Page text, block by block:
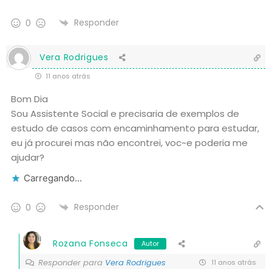
0 Responder
Vera Rodrigues
11 anos atrás
Bom Dia
Sou Assistente Social e precisaria de exemplos de
estudo de casos com encaminhamento para estudar,
eu já procurei mas não encontrei, voc~e poderia me
ajudar?
Carregando...
0 Responder
Rozana Fonseca Autor
Responder para Vera Rodrigues 11 anos atrás